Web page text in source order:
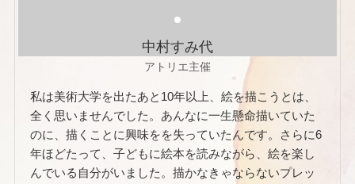
中村すみ代
アトリエ主催
私は美術大学を出たあと10年以上、絵を描こうとは、
全く思いませんでした。あんなに一生懸命描いていた
のに、描くことに興味をを失っていたんです。さらに6
年ほどたって、子どもに絵本を読みながら、絵を楽し
んでいる自分がいました。描かなきゃならないプレッ